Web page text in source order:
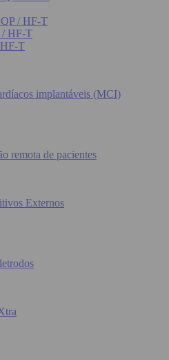
/ HF-T
/ HF-T
T
implantáveis (MCI)
remota de pacientes
Externos